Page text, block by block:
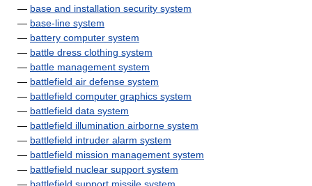
— base and installation security system
— base-line system
— battery computer system
— battle dress clothing system
— battle management system
— battlefield air defense system
— battlefield computer graphics system
— battlefield data system
— battlefield illumination airborne system
— battlefield intruder alarm system
— battlefield mission management system
— battlefield nuclear support system